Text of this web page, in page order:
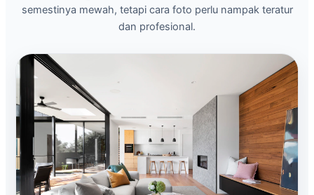
semestinya mewah, tetapi cara foto perlu nampak teratur
dan profesional.